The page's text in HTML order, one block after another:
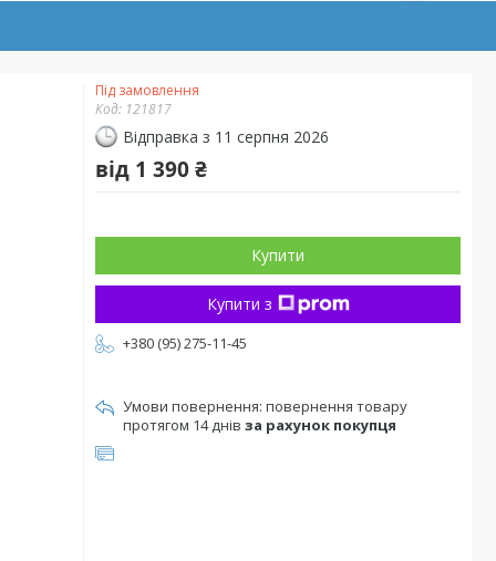
Під замовлення
Код: 121817
Відправка з 11 серпня 2026
від 1 390 ₴
Купити
Купити з
+380 (95) 275-11-45
повернення товару
протягом 14 днів за рахунок покупця